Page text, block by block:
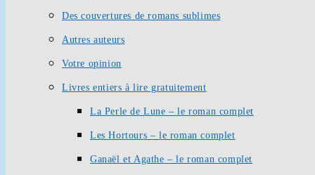
Des couvertures de romans sublimes
Autres auteurs
Votre opinion
Livres entiers à lire gratuitement
La Perle de Lune – le roman complet
Les Hortours – le roman complet
Ganaël et Agathe – le roman complet